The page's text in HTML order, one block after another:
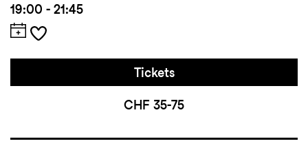
19:00 - 21:45
Tickets
CHF 35-75